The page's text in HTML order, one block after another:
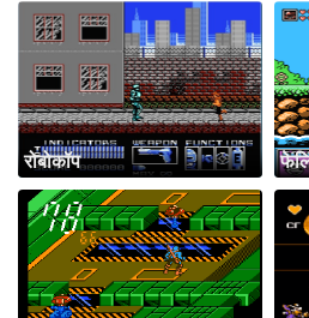
रोबोकॉप